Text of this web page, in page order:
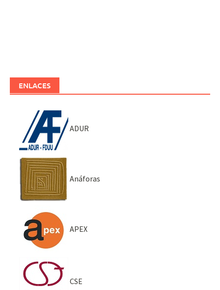
ENLACES
ADUR
Anáforas
APEX
CSE